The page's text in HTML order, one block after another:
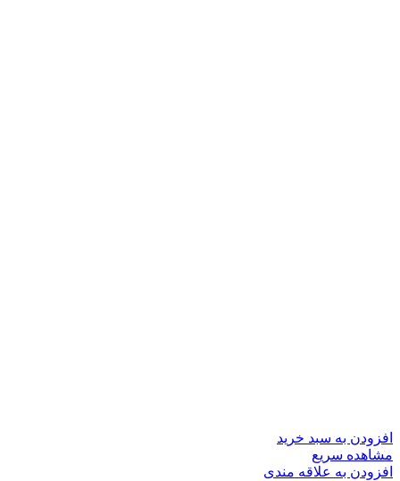
افزودن به سبد خرید
مشاهده سریع
افزودن به علاقه مندی